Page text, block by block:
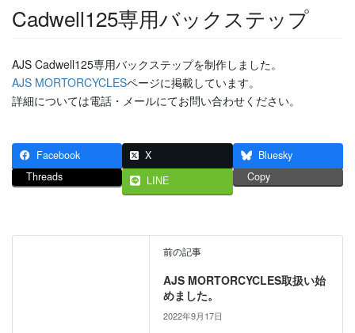
Cadwell125専用バックステップ
AJS Cadwell125専用バックステップを制作しました。
AJS MORTORCYCLESページに掲載しています。
詳細については電話・メールにてお問い合わせください。
Facebook X
Bluesky
Threads
LINE Copy
前の記事
AJS MORTORCYCLES取扱い始
めました。
2022年9月17日